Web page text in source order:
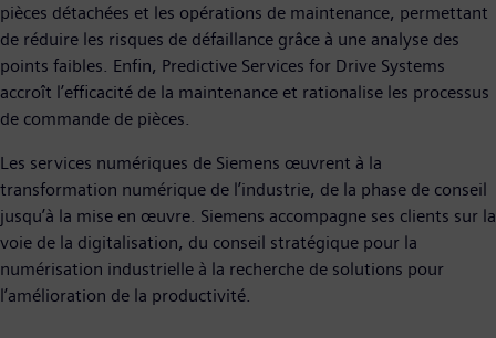
pièces détachées et les opérations de maintenance, permettant
de réduire les risques de défaillance grâce à une analyse des
points faibles. Enfin, Predictive Services for Drive Systems
accroît l’efficacité de la maintenance et rationalise les processus
de commande de pièces.
Les services numériques de Siemens œuvrent à la
transformation numérique de l’industrie, de la phase de conseil
jusqu’à la mise en œuvre. Siemens accompagne ses clients sur la
voie de la digitalisation, du conseil stratégique pour la
numérisation industrielle à la recherche de solutions pour
l’amélioration de la productivité.